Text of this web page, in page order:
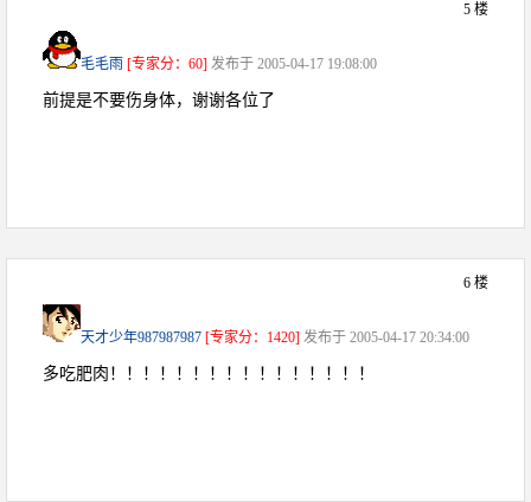
5 楼
毛毛雨 [专家分：60] 发布于 2005-04-17 19:08:00
前提是不要伤身体，谢谢各位了
6 楼
天才少年987987987 [专家分：1420] 发布于 2005-04-17 20:34:00
多吃肥肉！！！！！！！！！！！！！！！！